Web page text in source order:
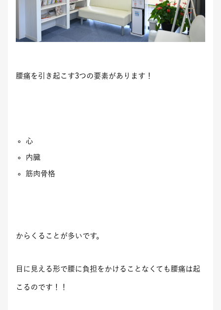
腰痛を引き起こす3つの要素があります！
心
内臓
筋肉骨格
からくることが多いです。
目に見える形で腰に負担をかけることなくても腰痛は起
こるのです！！